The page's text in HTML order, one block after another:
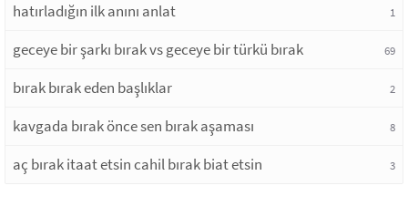
hatırladığın ilk anını anlat 1
geceye bir şarkı bırak vs geceye bir türkü bırak 69
bırak bırak eden başlıklar 2
kavgada bırak önce sen bırak aşaması 8
aç bırak itaat etsin cahil bırak biat etsin 3